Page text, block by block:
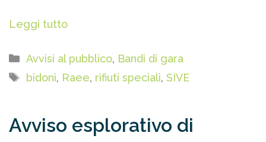
Leggi tutto
Categorie
Avvisi al pubblico, Bandi di gara
Tag
bidoni, Raee, rifiuti speciali, SIVE
Avviso esplorativo di